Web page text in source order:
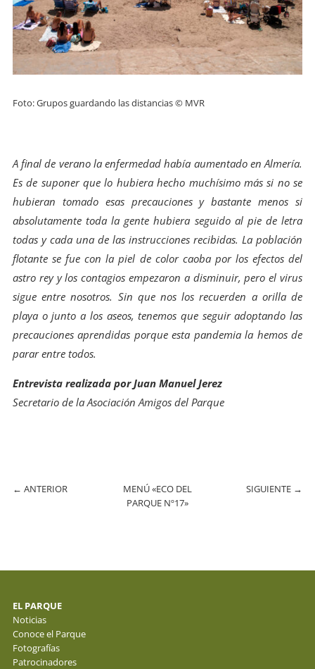
Foto: Grupos guardando las distancias © MVR
A final de verano la enfermedad había aumentado en Almería.
Es de suponer que lo hubiera hecho muchísimo más si no se
hubieran tomado esas precauciones y bastante menos si
absolutamente toda la gente hubiera seguido al pie de letra
todas y cada una de las instrucciones recibidas. La población
flotante se fue con la piel de color caoba por los efectos del
astro rey y los contagios empezaron a disminuir, pero el virus
sigue entre nosotros. Sin que nos los recuerden a orilla de
playa o junto a los aseos, tenemos que seguir adoptando las
precauciones aprendidas porque esta pandemia la hemos de
parar entre todos.
Entrevista realizada por Juan Manuel Jerez
Secretario de la Asociación Amigos del Parque
← ANTERIOR
MENÚ «ECO DEL
PARQUE Nº17»
SIGUIENTE →
EL PARQUE
Noticias
Conoce el Parque
Fotografías
Patrocinadores